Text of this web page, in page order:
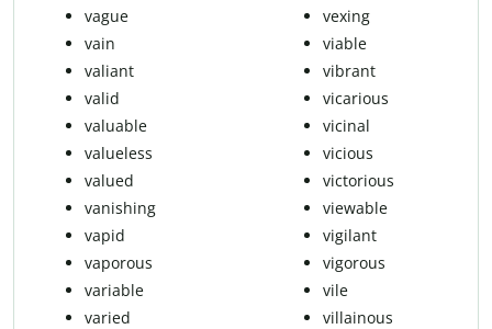
vague
vain
valiant
valid
valuable
valueless
valued
vanishing
vapid
vaporous
variable
varied
vexing
viable
vibrant
vicarious
vicinal
vicious
victorious
viewable
vigilant
vigorous
vile
villainous